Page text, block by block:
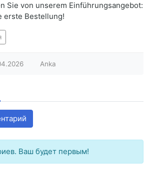
Sie von unserem Einführungsangebot:
erste Bestellung!
Anka
Ваш будет первым!